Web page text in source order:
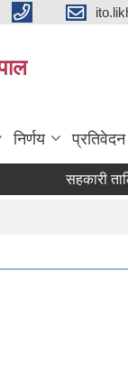
निर्णय प्रतिवेदन
सहकारी